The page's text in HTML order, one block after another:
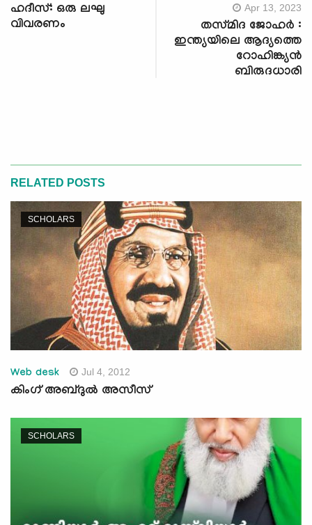
ഹദീസ്: ഒരു ലഘു
വിവരണം
Apr 13, 2023
തസ്‌മിദ ജോഹർ :
ഇന്ത്യയിലെ ആദ്യത്തെ
റോഹിങ്ക്യൻ
ബിരുദധാരി
RELATED POSTS
SCHOLARS
Web desk Jul 4, 2012
കിംഗ് അബ്ദുൽ അസീസ്
SCHOLARS